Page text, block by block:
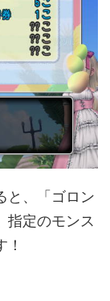
と、「ゴロン
指定のモンス